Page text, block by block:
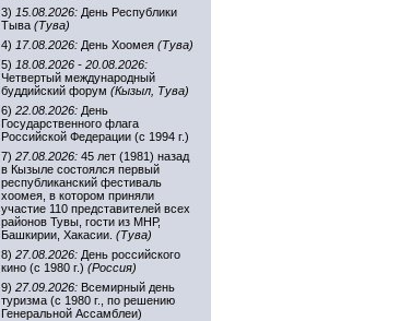
3) 15.08.2026: День Республики
Тыва (Тува)
4) 17.08.2026: День Хоомея (Тува)
5) 18.08.2026 - 20.08.2026:
Четвертый международный
буддийский форум (Кызыл, Тува)
6) 22.08.2026: День
Государственного флага
Российской Федерации (с 1994 г.)
7) 27.08.2026: 45 лет (1981) назад
в Кызыле состоялся первый
республиканский фестиваль
хоомея, в котором приняли
участие 110 представителей всех
районов Тувы, гости из МНР,
Башкирии, Хакасии. (Тува)
8) 27.08.2026: День российского
кино (с 1980 г.) (Россия)
9) 27.09.2026: Всемирный день
туризма (с 1980 г., по решению
Генеральной Ассамблеи)